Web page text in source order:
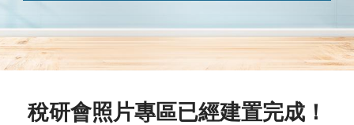
稅研會照片專區已經建置完成！